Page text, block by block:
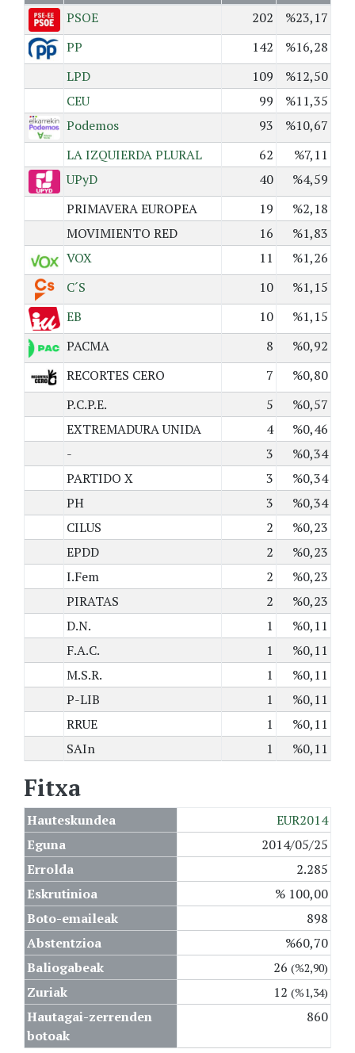
PSOE
202
%23,17
PP
142
%16,28
LPD
109
%12,50
CEU
99
%11,35
Podemos
93
%10,67
LA IZQUIERDA PLURAL
62
%7,11
UPyD
40
%4,59
PRIMAVERA EUROPEA
19
%2,18
MOVIMIENTO RED
16
%1,83
VOX
11
%1,26
C´S
10
%1,15
EB
10
%1,15
PACMA
8
%0,92
RECORTES CERO
7
%0,80
P.C.P.E.
5
%0,57
EXTREMADURA UNIDA
4
%0,46
-
3
%0,34
PARTIDO X
3
%0,34
PH
3
%0,34
CILUS
2
%0,23
EPDD
2
%0,23
I.Fem
2
%0,23
PIRATAS
2
%0,23
D.N.
1
%0,11
F.A.C.
1
%0,11
M.S.R.
1
%0,11
P-LIB
1
%0,11
RRUE
1
%0,11
SAIn
1 %0,11
Fitxa
Hauteskundea
EUR2014
Eguna
2014/05/25
Errolda
2.285
Eskrutinioa
% 100,00
Boto-emaileak
898
Abstentzioa
%60,70
Baliogabeak
26 (%2,90)
Zuriak 12 (%1,34)
Hautagai-zerrenden
botoak
860